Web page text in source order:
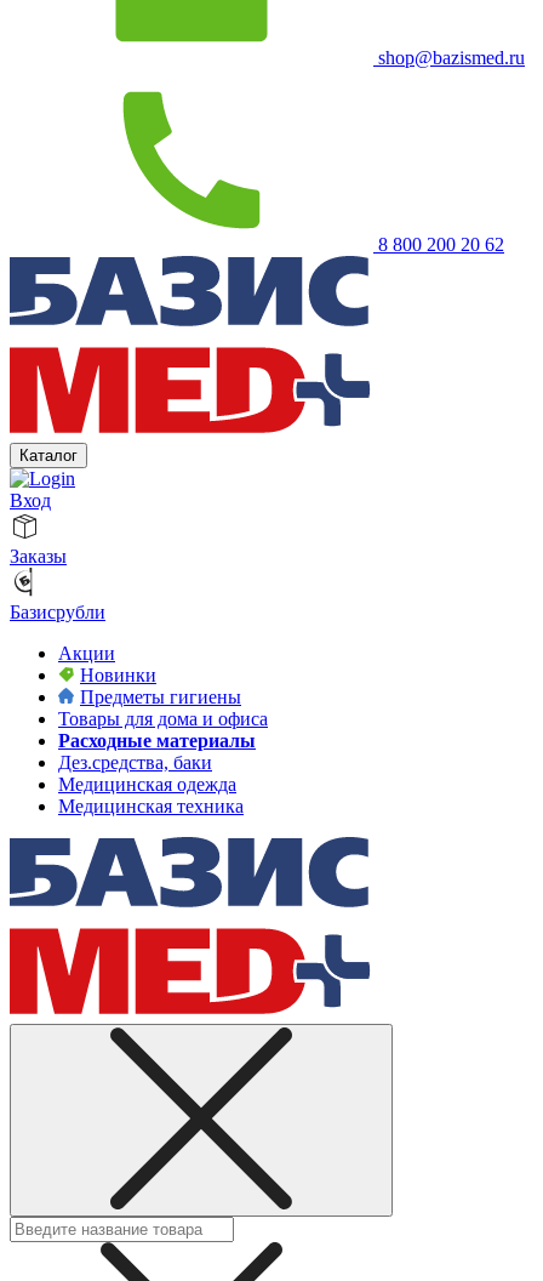
shop@bazismed.ru
8 800 200 20 62
Каталог
Вход
Заказы
Базисрубли
Акции
Новинки
Предметы гигиены
Товары для дома и офиса
Расходные материалы
Дез.средства, баки
Медицинская одежда
Медицинская техника